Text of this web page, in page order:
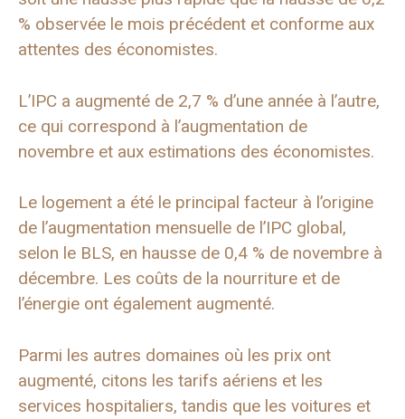
% observée le mois précédent et conforme aux
attentes des économistes.
L’IPC a augmenté de 2,7 % d’une année à l’autre,
ce qui correspond à l’augmentation de
novembre et aux estimations des économistes.
Le logement a été le principal facteur à l’origine
de l’augmentation mensuelle de l’IPC global,
selon le BLS, en hausse de 0,4 % de novembre à
décembre. Les coûts de la nourriture et de
l’énergie ont également augmenté.
Parmi les autres domaines où les prix ont
augmenté, citons les tarifs aériens et les
services hospitaliers, tandis que les voitures et